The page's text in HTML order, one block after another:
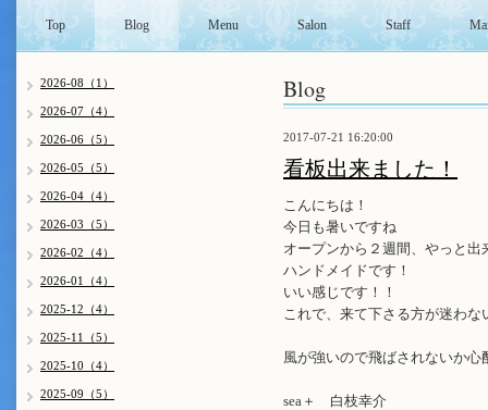
Top Blog Menu Salon Staff
Blog
2017-07-21 16:20:00
看板出来ました！
こんにちは！
今日も暑いですね
オープンから２週間、やっと出
ハンドメイドです！
いい感じです！！
これで、来て下さる方が迷わ
風が強いので飛ばされないか
sea＋ 白枝幸介
2026-08（1）
2026-07（4）
2026-06（5）
2026-05（5）
2026-04（4）
2026-03（5）
2026-02（4）
2026-01（4）
2025-12（4）
2025-11（5）
2025-10（4）
2025-09（5）